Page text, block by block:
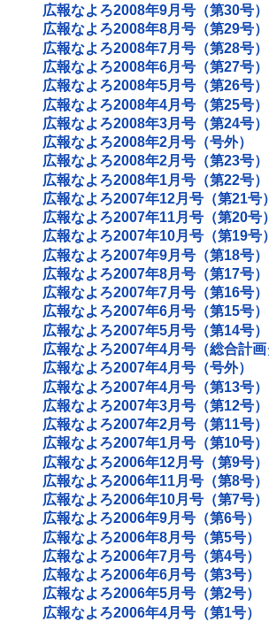
広報なよろ2008年9月号（第30号）
広報なよろ2008年8月号（第29号）
広報なよろ2008年7月号（第28号）
広報なよろ2008年6月号（第27号）
広報なよろ2008年5月号（第26号）
広報なよろ2008年4月号（第25号）
広報なよろ2008年3月号（第24号）
広報なよろ2008年2月号（号外）
広報なよろ2008年2月号（第23号）
広報なよろ2008年1月号（第22号）
広報なよろ2007年12月号（第21号）
広報なよろ2007年11月号（第20号）
広報なよろ2007年10月号（第19号）
広報なよろ2007年9月号（第18号）
広報なよろ2007年8月号（第17号）
広報なよろ2007年7月号（第16号）
広報なよろ2007年6月号（第15号）
広報なよろ2007年5月号（第14号）
広報なよろ2007年4月号（総合計画
広報なよろ2007年4月号（号外）
広報なよろ2007年4月号（第13号）
広報なよろ2007年3月号（第12号）
広報なよろ2007年2月号（第11号）
広報なよろ2007年1月号（第10号）
広報なよろ2006年12月号（第9号）
広報なよろ2006年11月号（第8号）
広報なよろ2006年10月号（第7号）
広報なよろ2006年9月号（第6号）
広報なよろ2006年8月号（第5号）
広報なよろ2006年7月号（第4号）
広報なよろ2006年6月号（第3号）
広報なよろ2006年5月号（第2号）
広報なよろ2006年4月号（第1号）